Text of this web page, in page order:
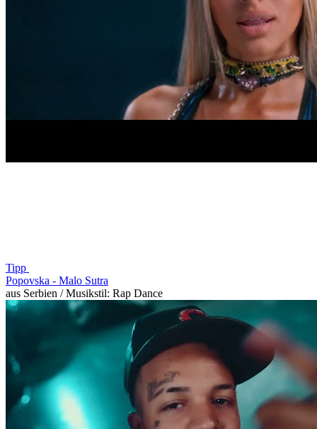
Tipp
Popovska - Malo Sutra
aus Serbien / Musikstil: Rap Dance